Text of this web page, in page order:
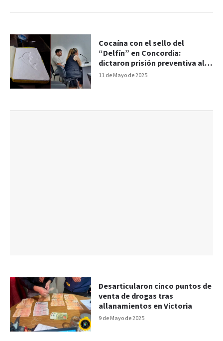
11 de Mayo de 2025
Cocaína con el sello del
“Delfín” en Concordia:
dictaron prisión preventiva al
ordenanza escolar
9 de Mayo de 2025
Desarticularon cinco puntos de
venta de drogas tras
allanamientos en Victoria